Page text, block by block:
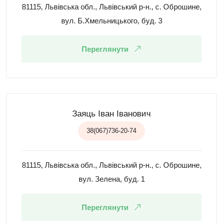
81115, Львівська обл., Львівський р-н., с. Оброшине,
вул. Б.Хмельницького, буд. 3
Переглянути
Заяць Іван Іванович
38(067)736-20-74
81115, Львівська обл., Львівський р-н., с. Оброшине,
вул. Зелена, буд. 1
Переглянути